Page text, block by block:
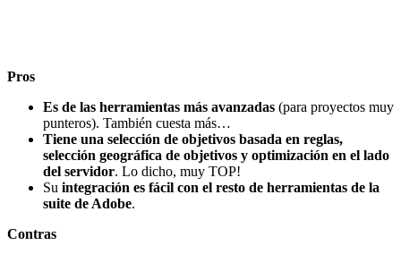
Pros
Es de las herramientas más avanzadas (para proyectos muy
punteros). También cuesta más…
Tiene una selección de objetivos basada en reglas,
selección geográfica de objetivos y optimización en el lado
del servidor. Lo dicho, muy TOP!
Su integración es fácil con el resto de herramientas de la
suite de Adobe.
Contras